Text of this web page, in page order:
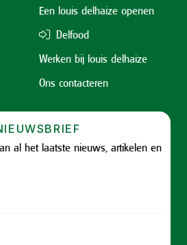
Een louis delhaize openen
Delfood
Werken bij louis delhaize
Ons contacteren
al het laatste nieuws, artikelen en